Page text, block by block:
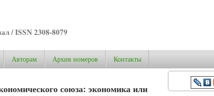
/ ISSN 2308-8079
Авторам Архив номеров Контакты
союза: экономика или